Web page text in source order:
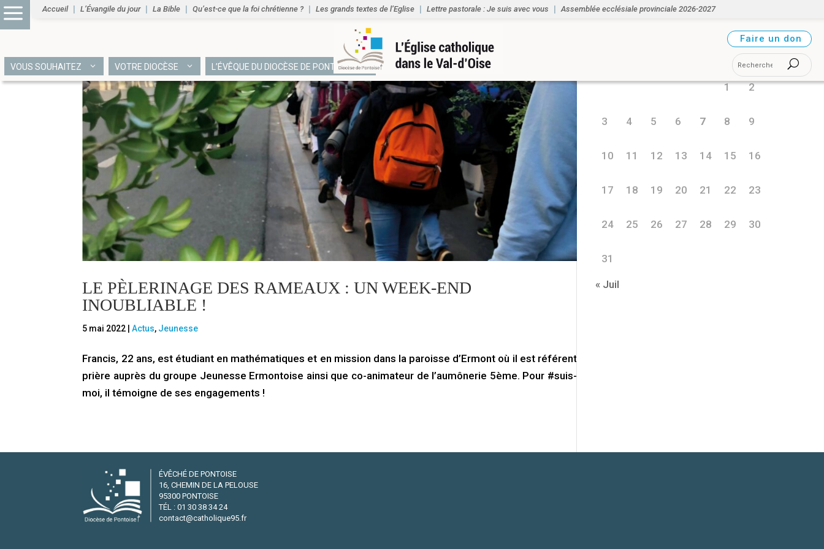
Accueil L’Évangile du jour La Bible Qu’est-ce que la foi chrétienne ? Les grands textes de l’Eglise Lettre pastorale : Je suis avec vous Assemblée ecclésiale provinciale 2026-2027
Faire un don
VOUS SOUHAITEZ VOTRE DIOCÈSE L’ÉVÊQUE DU DIOCÈSE DE PONTOISE
LE PÈLERINAGE DES RAMEAUX : UN WEEK-END
INOUBLIABLE !
5 mai 2022 |Actus, Jeunesse
Francis, 22 ans, est étudiant en mathématiques et en mission dans la paroisse d’Ermont où il est référent
prière auprès du groupe Jeunesse Ermontoise ainsi que co-animateur de l’aumônerie 5ème. Pour #suis-
moi, il témoigne de ses engagements !
D
1 2
3 4 5 6 7 8 9
10 11 12 13 14 15 16
17 18 19 20 21 22 23
24 25 26 27 28 29 30
31
« Juil
ÉVÊCHÉ DE PONTOISE
16, CHEMIN DE LA PELOUSE
95300 PONTOISE
TÉL : 01 30 38 34 24
contact@catholique95.fr